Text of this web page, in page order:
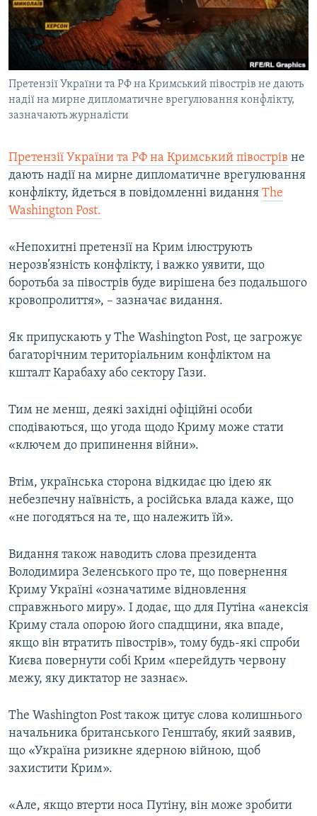
ВІДЕОУРОКИ «ELIFBE»
СВІДЧЕННЯ ОКУПАЦІЇ
УКРАЇНСЬКА ПРОБЛЕМА КРИМУ
ІНФОГРАФІКА
Русский
Qırımtatar
ДОЛУЧАЙСЯ!
Усі сайти RFE/RL
Претензії України та РФ на Кримський півострів не дають
надії на мирне дипломатичне врегулювання конфлікту,
зазначають журналісти
Претензії України та РФ на Кримський півострів не
дають надії на мирне дипломатичне врегулювання
конфлікту, йдеться в повідомленні видання The
Washington Post.
«Непохитні претензії на Крим ілюструють
нерозв’язність конфлікту, і важко уявити, що
боротьба за півострів буде вирішена без подальшого
кровопролиття», – зазначає видання.
Як припускають у The Washington Post, це загрожує
багаторічним територіальним конфліктом на
кшталт Карабаху або сектору Гази.
Тим не менш, деякі західні офіційні особи
сподіваються, що угода щодо Криму може стати
«ключем до припинення війни».
Втім, українська сторона відкидає цю ідею як
небезпечну наївність, а російська влада каже, що
«не погодяться на те, що належить їй».
Видання також наводить слова президента
Володимира Зеленського про те, що повернення
Криму Україні «означатиме відновлення
справжнього миру». І додає, що для Путіна «анексія
Криму стала опорою його спадщини, яка впаде,
якщо він втратить півострів», тому будь-які спроби
Києва повернути собі Крим «перейдуть червону
межу, яку диктатор не зазнає».
The Washington Post також цитує слова колишнього
начальника британського Генштабу, який заявив,
що «Україна ризикне ядерною війною, щоб
захистити Крим».
«Але, якщо втерти носа Путіну, він може зробити